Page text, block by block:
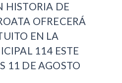
HISTORIA DE
OFRECERÁ
EN LA
114 ESTE
11 DE AGOSTO